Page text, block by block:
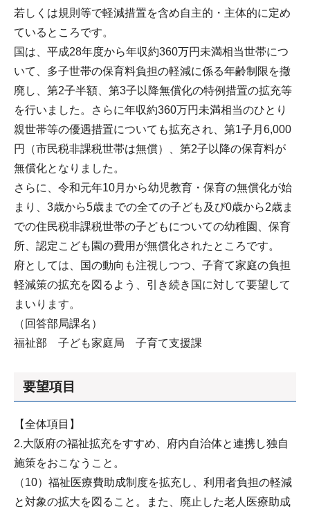
若しくは規則等で軽減措置を含め自主的・主体的に定め
ているところです。
国は、平成28年度から年収約360万円未満相当世帯につ
いて、多子世帯の保育料負担の軽減に係る年齢制限を撤
廃し、第2子半額、第3子以降無償化の特例措置の拡充等
を行いました。さらに年収約360万円未満相当のひとり
親世帯等の優遇措置についても拡充され、第1子月6,000
円（市民税非課税世帯は無償）、第2子以降の保育料が
無償化となりました。
さらに、令和元年10月から幼児教育・保育の無償化が始
まり、3歳から5歳までの全ての子ども及び0歳から2歳ま
での住民税非課税世帯の子どもについての幼稚園、保育
所、認定こども園の費用が無償化されたところです。
府としては、国の動向も注視しつつ、子育て家庭の負担
軽減策の拡充を図るよう、引き続き国に対して要望して
まいります。
（回答部局課名）
福祉部 子ども家庭局 子育て支援課
要望項目
【全体項目】
2.大阪府の福祉拡充をすすめ、府内自治体と連携し独自
施策をおこなうこと。
（10）福祉医療費助成制度を拡充し、利用者負担の軽減
と対象の拡大を図ること。また、廃止した老人医療助成